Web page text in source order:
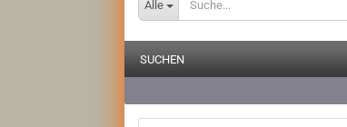
Alle
SUCHEN